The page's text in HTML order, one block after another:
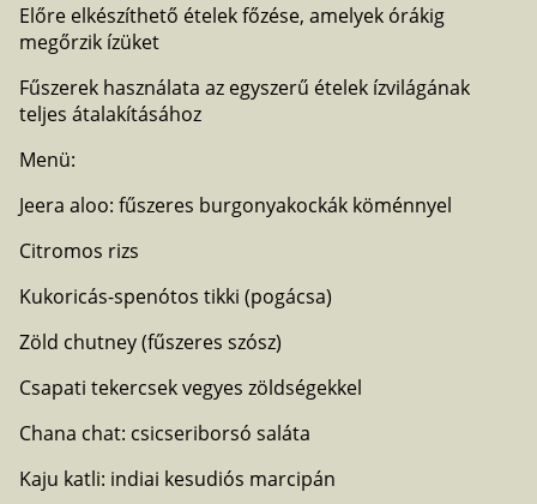
Előre elkészíthető ételek főzése, amelyek órákig
megőrzik ízüket
Fűszerek használata az egyszerű ételek ízvilágának
teljes átalakításához
Menü:
Jeera aloo: fűszeres burgonyakockák köménnyel
Citromos rizs
Kukoricás-spenótos tikki (pogácsa)
Zöld chutney (fűszeres szósz)
Csapati tekercsek vegyes zöldségekkel
Chana chat: csicseriborsó saláta
Kaju katli: indiai kesudiós marcipán